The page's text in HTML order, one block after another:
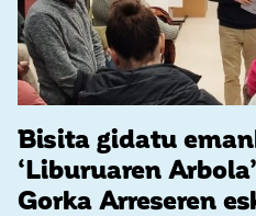
Bisita gidatu
‘Liburuaren
Gorka Arreseren